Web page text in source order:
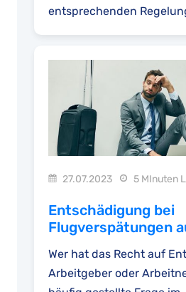
entsprechenden
27.07.2023 5 MInuten
Entschädigung bei
Flugverspätungen
Wer hat das Recht auf
Arbeitgeber oder